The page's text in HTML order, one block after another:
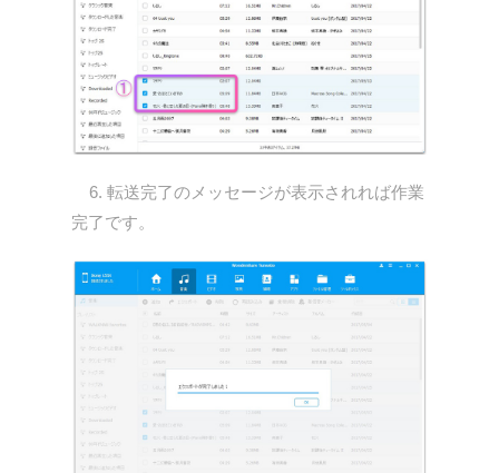
6. 転送完了のメッセージが表示されれば作業
完了です。